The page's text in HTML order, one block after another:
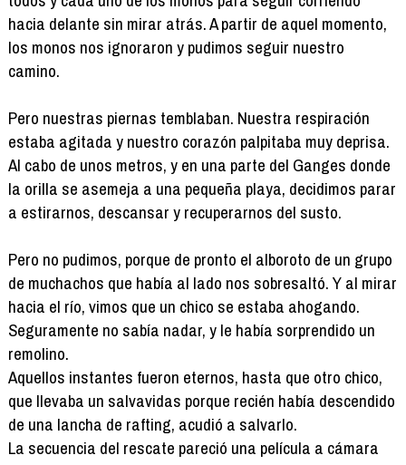
hacia delante sin mirar atrás. A partir de aquel momento,
los monos nos ignoraron y pudimos seguir nuestro
camino.
Pero nuestras piernas temblaban. Nuestra respiración
estaba agitada y nuestro corazón palpitaba muy deprisa.
Al cabo de unos metros, y en una parte del Ganges donde
la orilla se asemeja a una pequeña playa, decidimos parar
a estirarnos, descansar y recuperarnos del susto.
Pero no pudimos, porque de pronto el alboroto de un grupo
de muchachos que había al lado nos sobresaltó. Y al mirar
hacia el río, vimos que un chico se estaba ahogando.
Seguramente no sabía nadar, y le había sorprendido un
remolino.
Aquellos instantes fueron eternos, hasta que otro chico,
que llevaba un salvavidas porque recién había descendido
de una lancha de rafting, acudió a salvarlo.
La secuencia del rescate pareció una película a cámara